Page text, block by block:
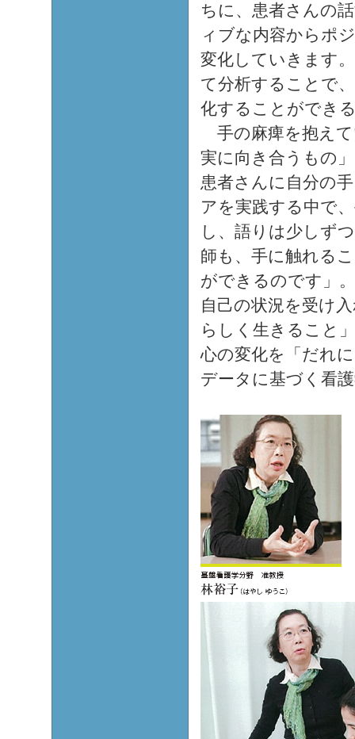
ちに、患者さんの
ィブな内容からポ
変化していきます
て分析することで
化することができ
手の麻痺を抱えて
実に向き合うもの
患者さんに自分の
アを実践する中で
し、語りは少しず
師も、手に触れる
ができるのです」
自己の状況を受け
らしく生きること
心の変化を「だれ
データに基づく看